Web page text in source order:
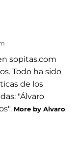
sopitas.com
Todo ha sido
de los
"Álvaro
More by Alvaro